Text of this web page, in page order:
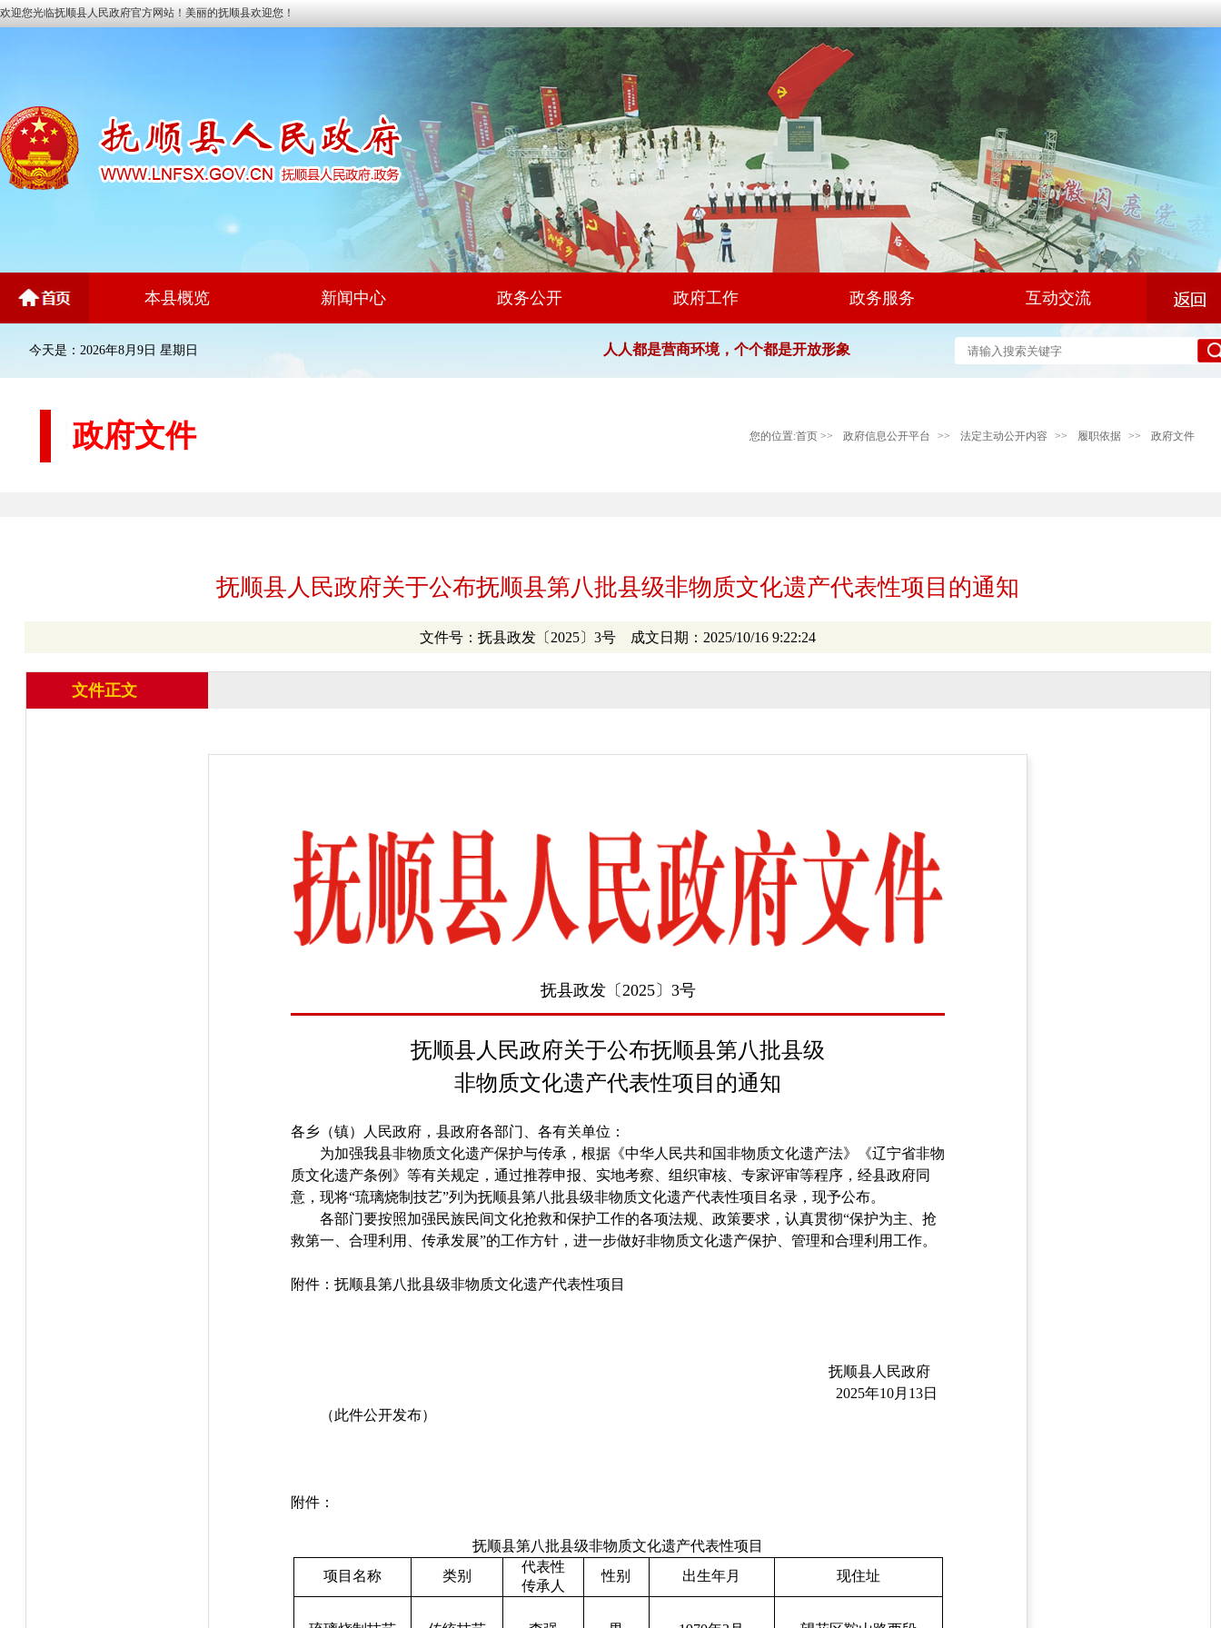
欢迎您光临抚顺县人民政府官方网站！美丽的抚顺县欢迎您！
本县概览 新闻中心 政务公开 政府工作 政务服务 互动交流
今天是：2026年8月9日 星期日 人人都是营商环境，个个都是开放形象
政府文件 您的位置:首页 >> 政府信息公开平台 >> 法定主动公开内容 >> 履职依据 >> 政府文件
抚顺县人民政府关于公布抚顺县第八批县级非物质文化遗产代表性项目的通知
文件号：抚县政发〔2025〕3号 成文日期：2025/10/16 9:22:24
文件正文
抚县政发〔2025〕3号
抚顺县人民政府关于公布抚顺县第八批县级
非物质文化遗产代表性项目的通知
各乡（镇）人民政府，县政府各部门、各有关单位：
为加强我县非物质文化遗产保护与传承，根据《中华人民共和国非物质文化遗产法》《辽宁省非物
质文化遗产条例》等有关规定，通过推荐申报、实地考察、组织审核、专家评审等程序，经县政府同
意，现将“琉璃烧制技艺”列为抚顺县第八批县级非物质文化遗产代表性项目名录，现予公布。
各部门要按照加强民族民间文化抢救和保护工作的各项法规、政策要求，认真贯彻“保护为主、抢
救第一、合理利用、传承发展”的工作方针，进一步做好非物质文化遗产保护、管理和合理利用工作。
附件：抚顺县第八批县级非物质文化遗产代表性项目
抚顺县人民政府
2025年10月13日
（此件公开发布）
附件：
抚顺县第八批县级非物质文化遗产代表性项目
项目名称
类别
代表性
传承人
性别 出生年月 现住址